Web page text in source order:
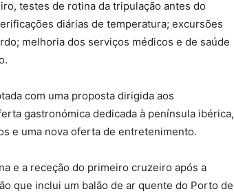
testes de rotina da tripulação antes do
diárias de temperatura; excursões
melhoria dos serviços médicos e de saúde
com uma proposta dirigida aos
gastronómica dedicada à península ibérica,
e uma nova oferta de entretenimento.
e a receção do primeiro cruzeiro após a
que inclui um balão de ar quente do Porto de